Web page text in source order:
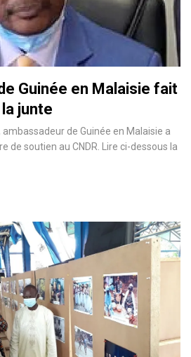
Guinée en Malaisie fait
junte
de Guinée en Malaisie a
de soutien au CNDR. Lire ci-dessous la